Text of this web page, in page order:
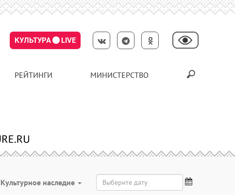
КУЛЬТУРА LIVE
РЕЙТИНГИ МИНИСТЕРСТВО
Культурное наследие